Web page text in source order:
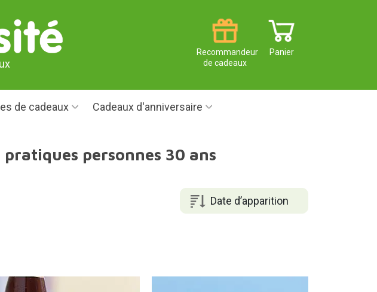
Panier
Recommandeur
de cadeaux
de cadeaux Cadeaux d'anniversaire
personnes 30 ans
Date d’apparition